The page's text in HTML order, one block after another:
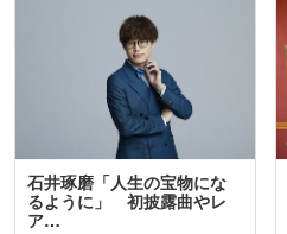
石井琢磨「人生の宝物にな
るように」 初披露曲やレ
ア…